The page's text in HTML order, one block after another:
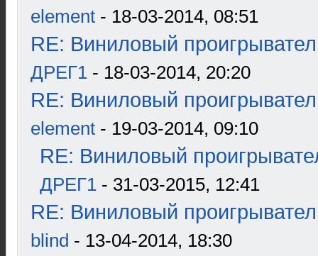
element - 18-03-2014, 08:51
RE: Виниловый
ДРЕГ1 - 18-03-2014, 20:20
RE: Виниловый
element - 19-03-2014, 09:10
RE: Виниловый
ДРЕГ1 - 31-03-2015, 12:41
RE: Виниловый
blind - 13-04-2014, 18:30